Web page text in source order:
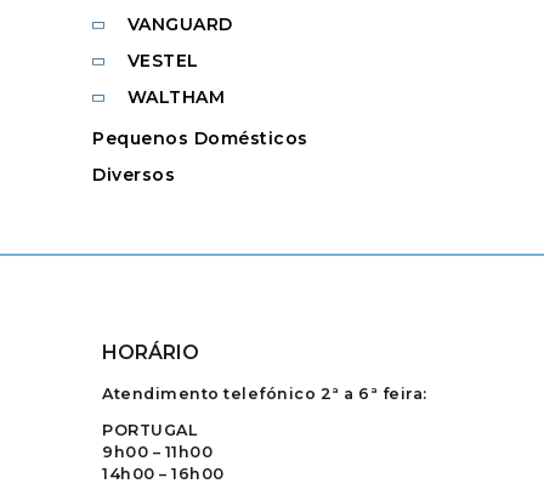
VANGUARD
VESTEL
WALTHAM
Pequenos Domésticos
Diversos
HORÁRIO
Atendimento telefónico 2ª a 6ª feira:
PORTUGAL
9h00 – 11h00
14h00 – 16h00